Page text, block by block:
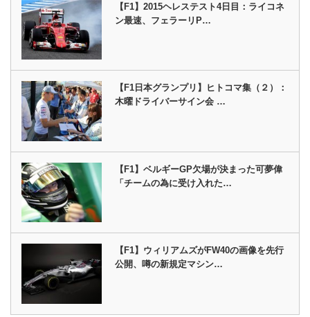
【F1】2015ヘレステスト4日目：ライコネ
ン最速、フェラーリP…
【F1日本グランプリ】ヒトコマ集（２）：
木曜ドライバーサイン会 …
【F1】ベルギーGP欠場が決まった可夢偉
「チームの為に受け入れた…
【F1】ウィリアムズがFW40の画像を先行
公開、噂の新規定マシン…